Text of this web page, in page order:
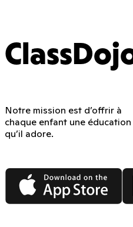
Notre mission est d’offrir à
chaque enfant une éducation
qu’il adore.
App Store